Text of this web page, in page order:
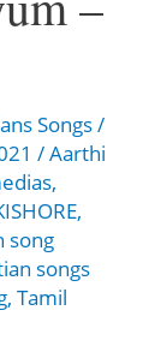
Songs/
/Aarthi
,
,
song
songs
,Tamil